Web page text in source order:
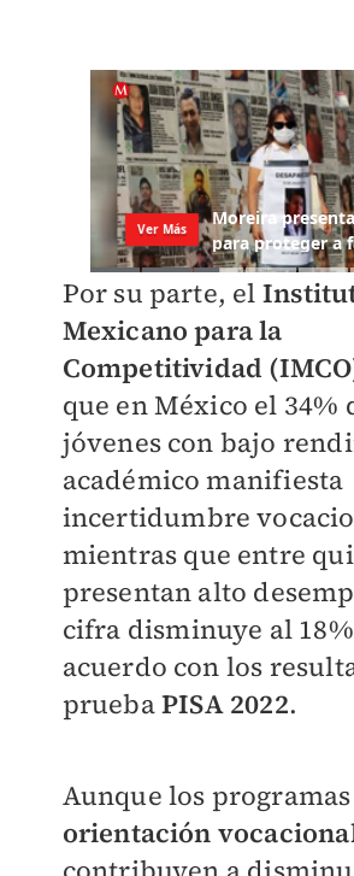
Por su parte, el
Mexicano para la
Competitividad
que en México el 34%
jóvenes con bajo
académico manifiesta
incertidumbre
mientras que entre
presentan alto
cifra disminuye al
acuerdo con los
pruebaPISA 2022.
Aunque los
orientación